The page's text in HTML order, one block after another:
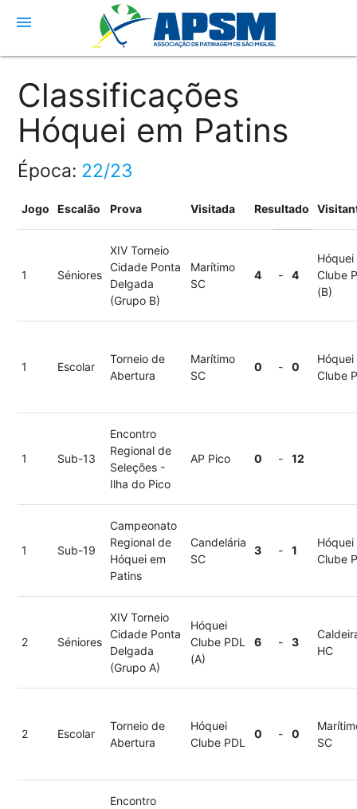
menu
Classificações
Hóquei em Patins
Época: 22/23
Jogo Escalão Prova Visitada Resultado
1 Séniores
XIV Torneio
Cidade Ponta
Delgada
(Grupo B)
Marítimo
SC
4 - 4
Hóquei
Clube
(B)
1 Escolar
Torneio de
Abertura
Marítimo
SC
0 - 0
Hóquei
Clube
1 Sub-13
Encontro
Regional de
Seleções -
Ilha do Pico
AP Pico 0 - 12
1 Sub-19
Campeonato
Regional de
Hóquei em
Patins
Candelária
SC
3 - 1
Hóquei
Clube
2 Séniores
XIV Torneio
Cidade Ponta
Delgada
(Grupo A)
Hóquei
Clube PDL
(A)
6 - 3
HC
2 Escolar
Torneio de
Abertura
Hóquei
Clube PDL
0 - 0
SC
Encontro